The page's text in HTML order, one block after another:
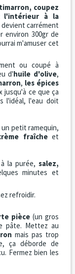
coupez
l'intérieur à la
devient carrément
environ 300gr de
m'amuser cet
ou coupé à
d'huile d'olive,
, les épices
ce que ça
l'idéal, l'eau doit
petit ramequin,
fraîcheet
la purée, salez,
minutes et
refroidir.
pièce(un gros
pâte. Mettez au
mais pas trop
ça déborde de
Fermez bien les